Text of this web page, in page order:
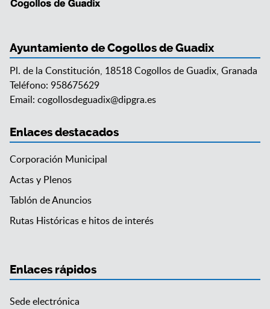
Ayuntamiento de Cogollos de Guadix
Pl. de la Constitución, 18518 Cogollos de Guadix, Granada
Teléfono: 958675629
Email: cogollosdeguadix@dipgra.es
Enlaces destacados
Corporación Municipal
Actas y Plenos
Tablón de Anuncios
Rutas Históricas e hitos de interés
Enlaces rápidos
Sede electrónica